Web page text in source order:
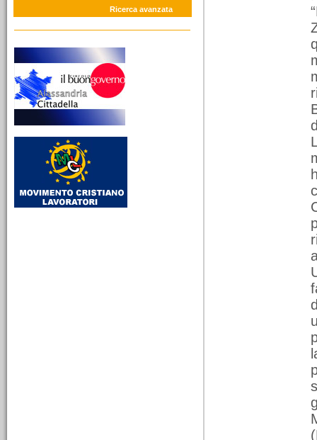
10/03/2026
Lina Borgo Guenna,
educare alla libertà tra
scuola, socialismo e
impegno civile
Da Alessandria24 - LMCA
712 - Dalla Radio alla
stampa - Una donna laica
al servizio dei più piccoli
Ricerca avanzata